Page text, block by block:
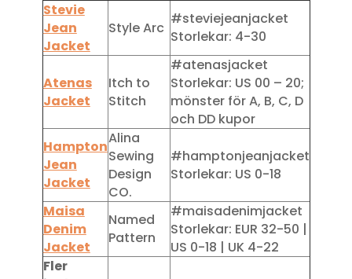
Stevie
Jean
Jacket
Style Arc
#steviejeanjacket
Storlekar: 4-30
Atenas
Jacket
Itch to
Stitch
#atenasjacket
Storlekar: US 00 – 20;
mönster för A, B, C, D
och DD kupor
Hampton
Jean
Jacket
Alina
Sewing
Design
CO.
#hamptonjeanjacket
Storlekar: US 0-18
Maisa
Denim
Jacket
Named
Pattern
#maisadenimjacket
Storlekar: EUR 32-50 |
US 0-18 | UK 4-22
Fler